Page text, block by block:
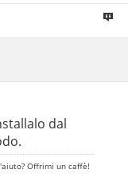
dal
Offrimi un caffè!